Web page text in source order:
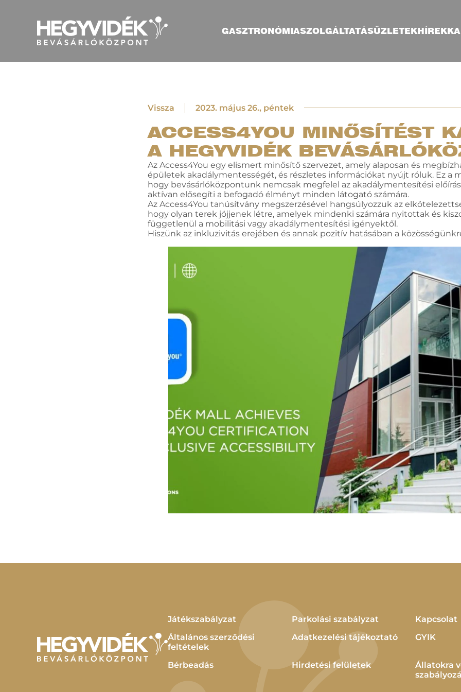
GASZTRONÓMIASZOLGÁLTATÁSÜZLETEKHÍREK
Vissza 2023. május 26., péntek
ACCESS4YOU MINŐSÍTÉST
A HEGYVIDÉK
Az Access4You egy elismert minősítő szervezet, amely alaposan és
épületek akadálymentességét, és részletes információkat nyújt róluk. Ez a
hogy bevásárlóközpontunk nemcsak megfelel az akadálymentesítési
aktívan elősegíti a befogadó élményt minden látogató számára.
Az Access4You tanúsítvány megszerzésével hangsúlyozzuk az
hogy olyan terek jöjjenek létre, amelyek mindenki számára nyitottak és
függetlenül a mobilitási vagy akadálymentesítési igényektől.
Hiszünk az inkluzivitás erejében és annak pozitív hatásában a
Játékszabályzat Parkolási szabályzat
Kapcsolat
Általános szerződési
feltételek
Adatkezelési tájékoztató GYIK
Bérbeadás Hirdetési felületek
Állatokra